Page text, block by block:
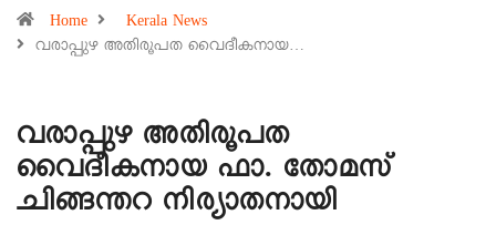
Home
Kerala News
വരാപ്പുഴ അതിരൂപത വൈദീകനായ…
വരാപ്പുഴ അതിരൂപത
വൈദീകനായ ഫാ. തോമസ്
ചിങ്ങന്തറ നിര്യാതനായി